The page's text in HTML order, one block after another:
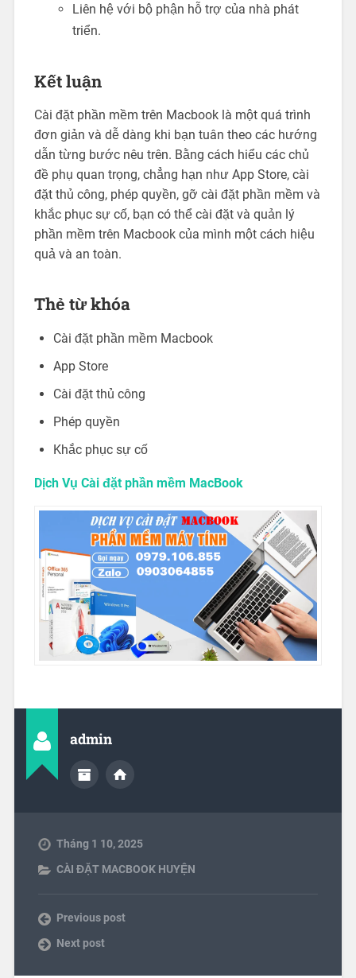
Liên hệ với bộ phận hỗ trợ của nhà phát
triển.
Kết luận
Cài đặt phần mềm trên Macbook là một quá trình
đơn giản và dễ dàng khi bạn tuân theo các hướng
dẫn từng bước nêu trên. Bằng cách hiểu các chủ
đề phụ quan trọng, chẳng hạn như App Store, cài
đặt thủ công, phép quyền, gỡ cài đặt phần mềm và
khắc phục sự cố, bạn có thể cài đặt và quản lý
phần mềm trên Macbook của mình một cách hiệu
quả và an toàn.
Thẻ từ khóa
Cài đặt phần mềm Macbook
App Store
Cài đặt thủ công
Phép quyền
Khắc phục sự cố
Dịch Vụ Cài đặt phần mềm MacBook
admin
Tháng 1 10, 2025
CÀI ĐẶT MACBOOK HUYỆN
Previous post
Next post